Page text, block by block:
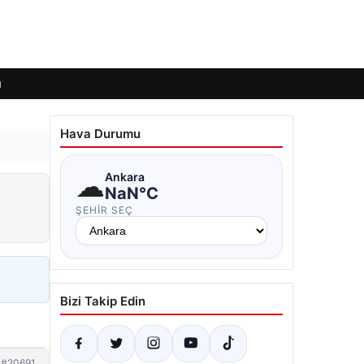
Hava Durumu
☁Ankara
NaN°C
ŞEHIR SEÇ
Bizi Takip Edin